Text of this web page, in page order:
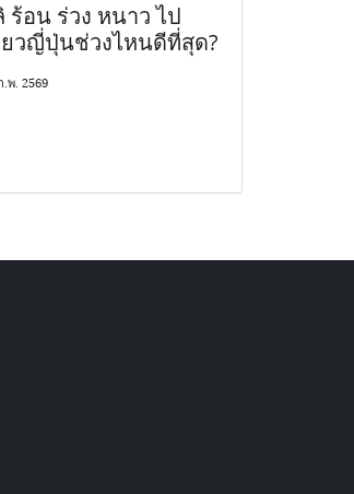
ร้อน ร่วง หนาว ไป
ยวญี่ปุ่นช่วงไหนดีที่สุด?
พ. 2569